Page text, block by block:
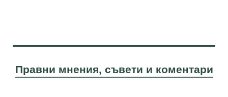
Правни мнения, съвети и коментари